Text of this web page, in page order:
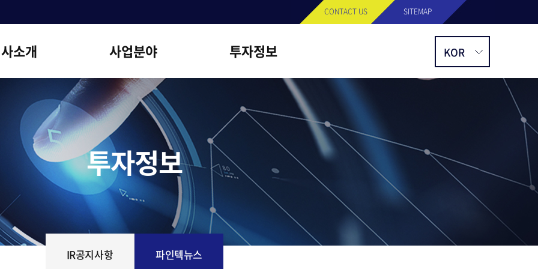
CONTACT US SITEMAP
소개 사업분야 투자정보
인사말
연혁
영이념
장안내
디스플레이장비
2차전지 장비
디스플레이부품
Air Touch System
파인텍뉴스
투자정보
IR공지사항 파인텍뉴스